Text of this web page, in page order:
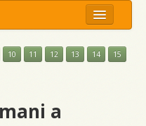
10 11 12 13 14
15
a